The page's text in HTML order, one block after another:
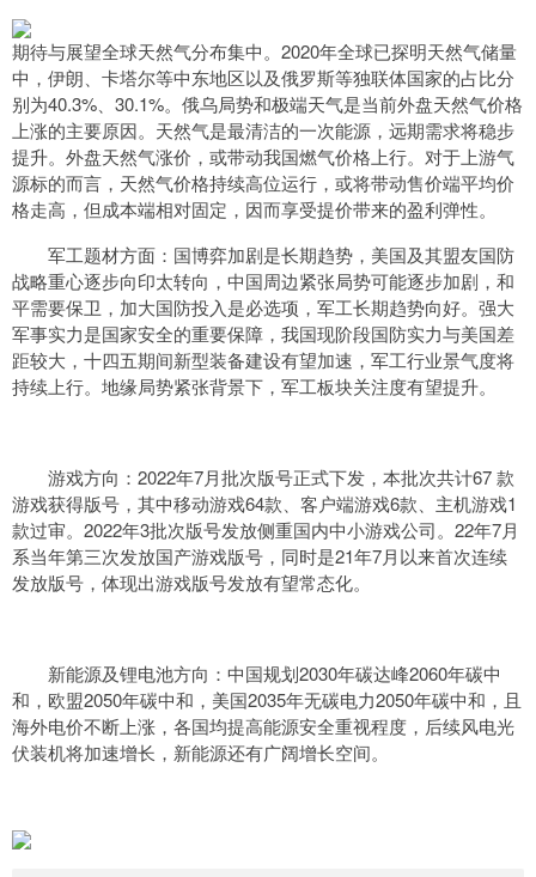
期待与展望全球天然气分布集中。2020年全球已探明天然气储量
中，伊朗、卡塔尔等中东地区以及俄罗斯等独联体国家的占比分
别为40.3%、30.1%。俄乌局势和极端天气是当前外盘天然气价格
上涨的主要原因。天然气是最清洁的一次能源，远期需求将稳步
提升。外盘天然气涨价，或带动我国燃气价格上行。对于上游气
源标的而言，天然气价格持续高位运行，或将带动售价端平均价
格走高，但成本端相对固定，因而享受提价带来的盈利弹性。
军工题材方面：国博弈加剧是长期趋势，美国及其盟友国防
战略重心逐步向印太转向，中国周边紧张局势可能逐步加剧，和
平需要保卫，加大国防投入是必选项，军工长期趋势向好。强大
军事实力是国家安全的重要保障，我国现阶段国防实力与美国差
距较大，十四五期间新型装备建设有望加速，军工行业景气度将
持续上行。地缘局势紧张背景下，军工板块关注度有望提升。
游戏方向：2022年7月批次版号正式下发，本批次共计67 款
游戏获得版号，其中移动游戏64款、客户端游戏6款、主机游戏1
款过审。2022年3批次版号发放侧重国内中小游戏公司。22年7月
系当年第三次发放国产游戏版号，同时是21年7月以来首次连续
发放版号，体现出游戏版号发放有望常态化。
新能源及锂电池方向：中国规划2030年碳达峰2060年碳中
和，欧盟2050年碳中和，美国2035年无碳电力2050年碳中和，且
海外电价不断上涨，各国均提高能源安全重视程度，后续风电光
伏装机将加速增长，新能源还有广阔增长空间。